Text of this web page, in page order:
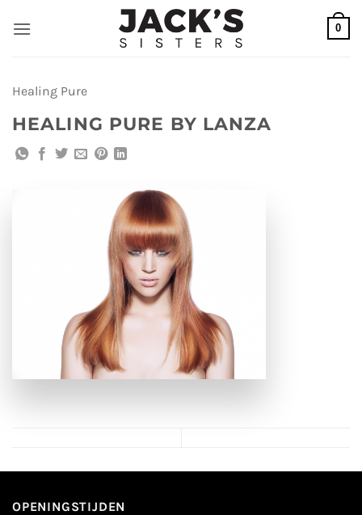
naar
0
Healing Pure
HEALING PURE BY LANZA
OPENINGSTIJDEN